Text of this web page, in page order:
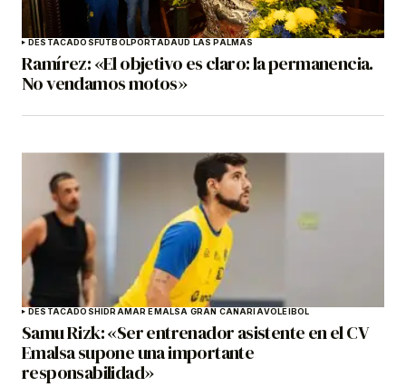
DESTACADOS FÚTBOLPORTADAUD LAS PALMAS
Ramírez: «El objetivo es claro: la permanencia.
No vendamos motos»
DESTACADOS HIDRAMAR EMALSA GRAN CANARIAVOLEIBOL
Samu Rizk: «Ser entrenador asistente en el CV
Emalsa supone una importante
responsabilidad»